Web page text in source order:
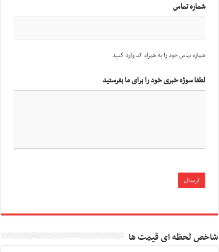
شماره تماس
شماره تماس خود را به همراه کد وارد کنید
لطفا سوژه خبری خود را برای ما بفرستید
شاخص لحظه ای قیمت ها